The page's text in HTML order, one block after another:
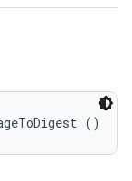
()